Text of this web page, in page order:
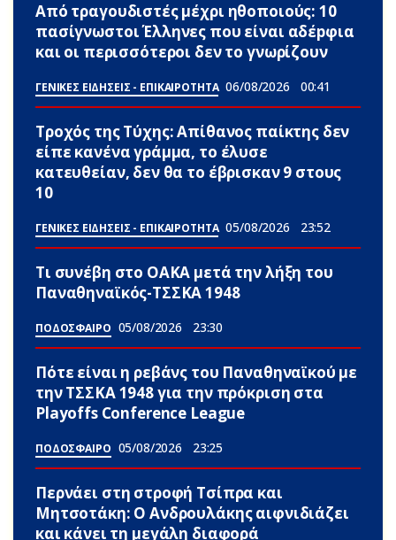
Από τραγουδιστές μέχρι ηθοποιούς: 10
πασίγνωστοι Έλληνες που είναι αδέpφια
και οι περισσότεροι δεν το γνωρίζουν
ΓΕΝΙΚΕΣ ΕΙΔΗΣΕΙΣ - ΕΠΙΚΑΙΡΟΤΗΤΑ 06/08/2026 00:41
Τροχός της Τύχης: Απίθανος παίκτης δεν
είπε κανένα γράμμα, το έλυσε
κατευθείαν, δεν θα το έβρισκαν 9 στους
10
ΓΕΝΙΚΕΣ ΕΙΔΗΣΕΙΣ - ΕΠΙΚΑΙΡΟΤΗΤΑ 05/08/2026 23:52
Τι συνέβη στο ΟΑΚΑ μετά την λήξη του
Παναθηναϊκός-ΤΣΣΚΑ 1948
ΠΟΔΟΣΦΑΙΡΟ 05/08/2026 23:30
Πότε είναι η ρεβάνς του Παναθηναϊκού με
την ΤΣΣΚΑ 1948 για την πρόκριση στα
Playoffs Conference League
ΠΟΔΟΣΦΑΙΡΟ 05/08/2026 23:25
Περνάει στη στροφή Τσίπρα και
Μητσοτάκη: Ο Ανδρουλάκης αιφνιδιάζει
και κάνει τη μεγάλη διαφορά